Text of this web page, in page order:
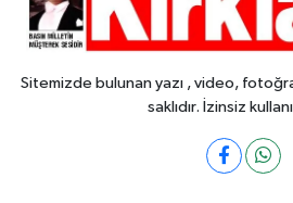
Sitemizde bulunan yazı , video,
saklıdır. İzinsiz